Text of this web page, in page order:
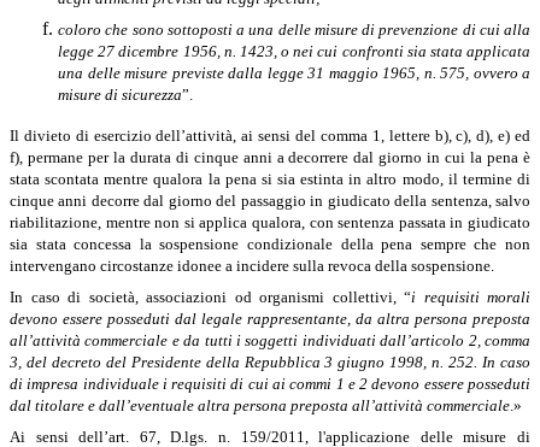
coloro che sono sottoposti a una delle misure di prevenzione di cui alla
legge 27 dicembre 1956, n. 1423, o nei cui confronti sia stata applicata
una delle misure previste dalla legge 31 maggio 1965, n. 575, ovvero a
misure di sicurezza”.
Il divieto di esercizio dell’attività, ai sensi del comma 1, lettere b), c), d), e) ed
f), permane per la durata di cinque anni a decorrere dal giorno in cui la pena è
stata scontata mentre qualora la pena si sia estinta in altro modo, il termine di
cinque anni decorre dal giorno del passaggio in giudicato della sentenza, salvo
riabilitazione, mentre non si applica qualora, con sentenza passata in giudicato
sia stata concessa la sospensione condizionale della pena sempre che non
intervengano circostanze idonee a incidere sulla revoca della sospensione.
In caso di società, associazioni od organismi collettivi, “i requisiti morali
devono essere posseduti dal legale rappresentante, da altra persona preposta
all’attività commerciale e da tutti i soggetti individuati dall’articolo 2, comma
3, del decreto del Presidente della Repubblica 3 giugno 1998, n. 252. In caso
di impresa individuale i requisiti di cui ai commi 1 e 2 devono essere posseduti
dal titolare e dall’eventuale altra persona preposta all’attività commerciale .»
Ai sensi dell’art. 67, D.lgs. n. 159/2011, l'applicazione delle misure di